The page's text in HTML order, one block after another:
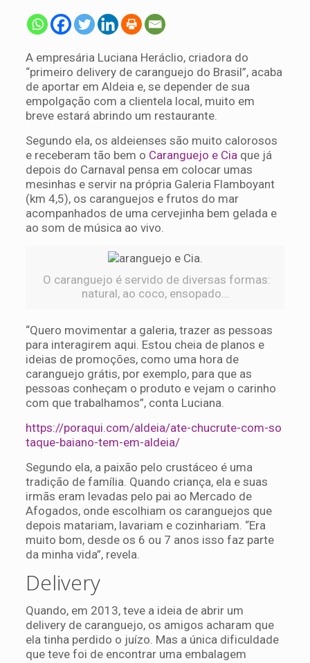
A empresária Luciana Heráclio, criadora do
“primeiro delivery de caranguejo do Brasil”, acaba
de aportar em Aldeia e, se depender de sua
empolgação com a clientela local, muito em
breve estará abrindo um restaurante.
Segundo ela, os aldeienses são muito calorosos
e receberam tão bem o Caranguejo e Cia que já
depois do Carnaval pensa em colocar umas
mesinhas e servir na própria Galeria Flamboyant
(km 4,5), os caranguejos e frutos do mar
acompanhados de uma cervejinha bem gelada e
ao som de música ao vivo.
O caranguejo é servido de diversas formas:
natural, ao coco, ensopado…
“Quero movimentar a galeria, trazer as pessoas
para interagirem aqui. Estou cheia de planos e
ideias de promoções, como uma hora de
caranguejo grátis, por exemplo, para que as
pessoas conheçam o produto e vejam o carinho
com que trabalhamos”, conta Luciana.
https://poraqui.com/aldeia/ate-chucrute-com-so
taque-baiano-tem-em-aldeia/
Segundo ela, a paixão pelo crustáceo é uma
tradição de família. Quando criança, ela e suas
irmãs eram levadas pelo pai ao Mercado de
Afogados, onde escolhiam os caranguejos que
depois matariam, lavariam e cozinhariam. “Era
muito bom, desde os 6 ou 7 anos isso faz parte
da minha vida”, revela.
Delivery
Quando, em 2013, teve a ideia de abrir um
delivery de caranguejo, os amigos acharam que
ela tinha perdido o juízo. Mas a única dificuldade
que teve foi de encontrar uma embalagem